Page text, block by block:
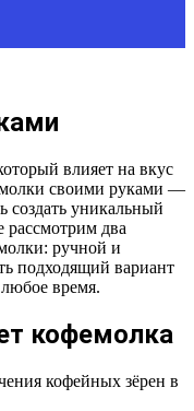
влияет на вкус
своими руками —
создать уникальный
два
ручной и
подходящий вариант
время.
кофемолка
кофейных зёрен в